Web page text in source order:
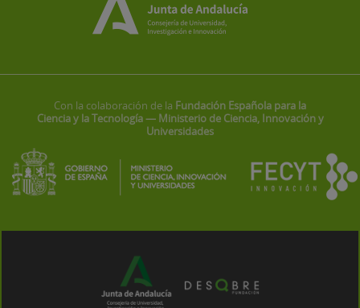
Con la colaboración de la Fundación Española para la
Ciencia y la Tecnología — Ministerio de Ciencia, Innovación y
Universidades